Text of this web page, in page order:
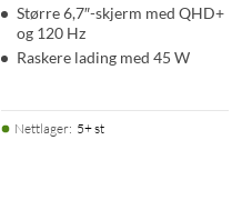
Større 6,7″-skjerm med QHD+
og 120 Hz
Raskere lading med 45 W
Nettlager: 5+ st